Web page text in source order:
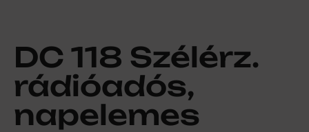
DC 118 Szélérz.
rádióadós,
napelemes